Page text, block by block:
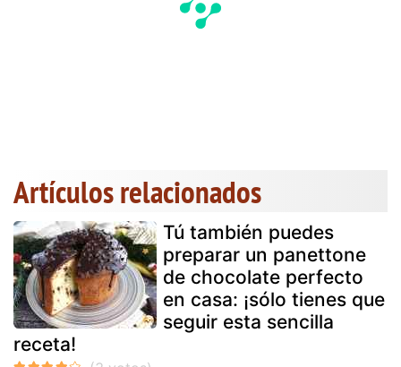
Artículos relacionados
Tú también puedes
preparar un panettone
de chocolate perfecto
en casa: ¡sólo tienes que
seguir esta sencilla
receta!